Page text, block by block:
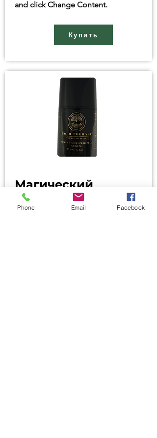
and click Change Content.
Купить
Магический
шампунь
Phone Email Facebook